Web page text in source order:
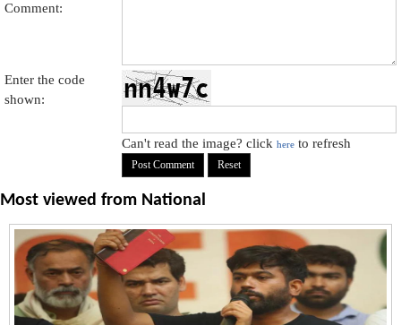
Comment:
Enter the code
shown:
Can't read the image? clickhere to refresh
Most viewed from National